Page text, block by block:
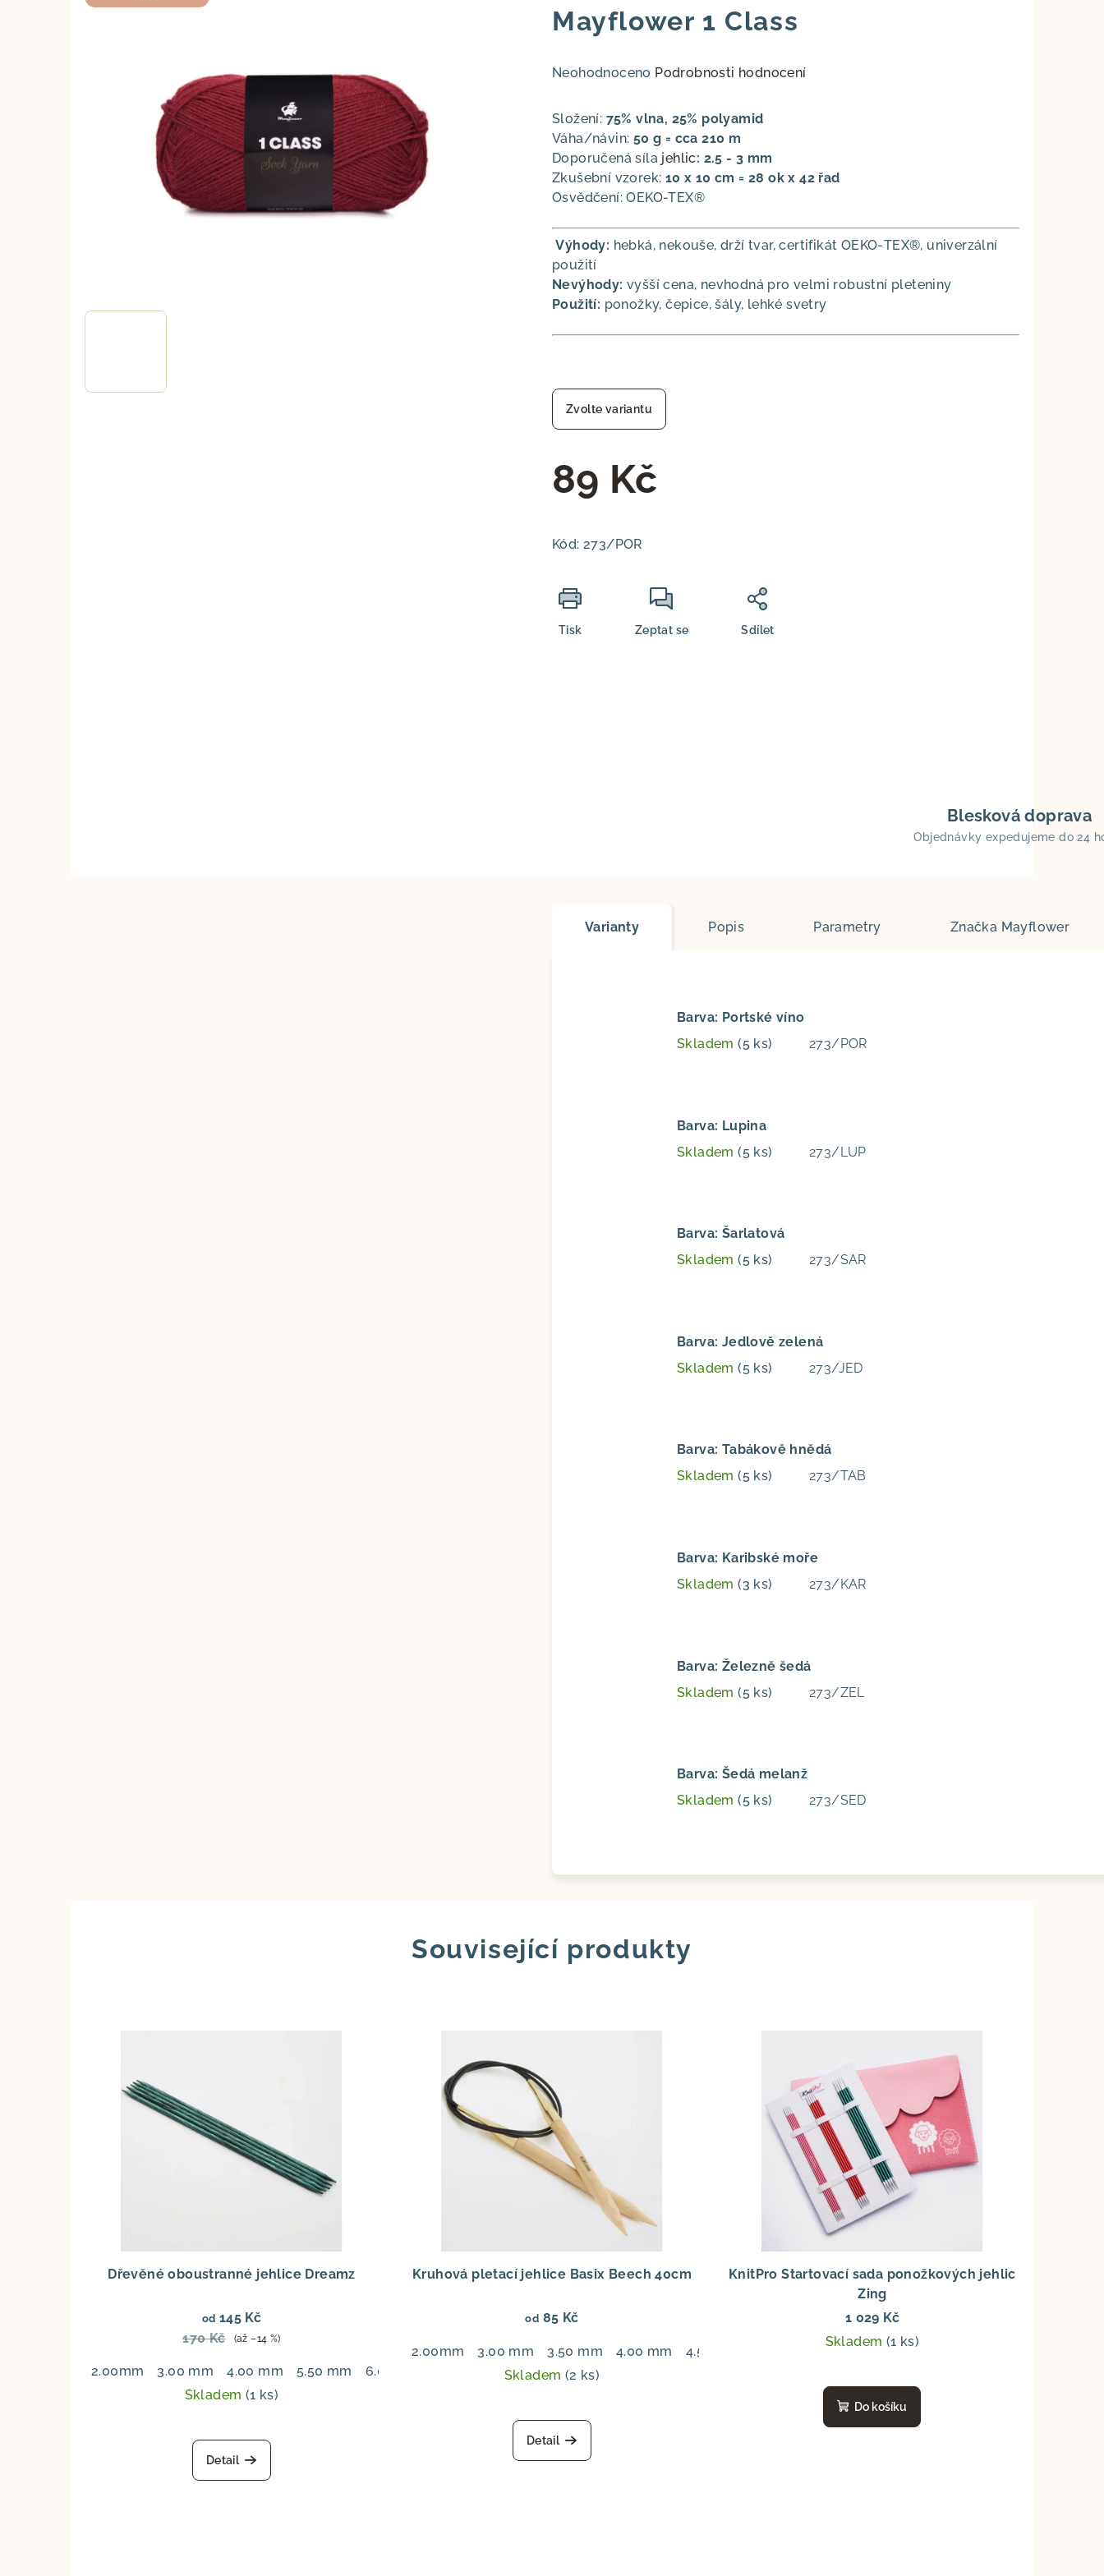
Mayflower 1 Class
Průměrné
produktu
je
0,0
z
5
Neohodnoceno Podrobnosti hodnocení
Složení: 75% vlna, 25% polyamid
Váha/návin: 50 g = cca 210 m
Doporučená síla jehlic: 2.5 - 3 mm
Zkušební vzorek: 10 x 10 cm = 28 ok x 42 řad
Osvědčení:OEKO-TEX®
Výhody: hebká, nekouše, drží tvar, certifikát OEKO‑TEX®, univerzální
použití
Nevýhody: vyšší cena, nevhodná pro velmi robustní pleteniny
Použití: ponožky, čepice, šály, lehké svetry
Zvolte variantu
89 Kč
cena:
Kód: 273/POR
Tisk Zeptat se Sdílet
Blesková doprava
Objednávky expedujeme do 24
Varianty Popis Parametry Značka Mayflower
Barva: Portské víno
Skladem(5 ks) 273/POR
Barva: Lupina
Skladem(5 ks) 273/LUP
Barva: Šarlatová
Skladem(5 ks) 273/SAR
Barva: Jedlově zelená
Skladem(5 ks) 273/JED
Barva: Tabákově hnědá
Skladem(5 ks) 273/TAB
Barva: Karibské moře
Skladem(3 ks) 273/KAR
Barva: Železně šedá
Skladem(5 ks) 273/ZEL
Barva: Šedá melanž
Skladem(5 ks) 273/SED
Související produkty
Dřevěné oboustranné jehlice Dreamz
od 145 Kč
170 Kč
(až –14 %)
2.00mm 3.00 mm 4.00 mm 5.50 mm 6.00 mm
Skladem (1 ks)
Detail
Kruhová pletací jehlice Basix Beech 40cm
od 85 Kč
2.00mm 3.00 mm 3.50 mm 4.00 mm 4.50 mm
5.50 mm
Skladem (2 ks)
Detail
KnitPro Startovací sada ponožkových jehlic
Zing
1 029 Kč
Skladem (1 ks)
Do košíku